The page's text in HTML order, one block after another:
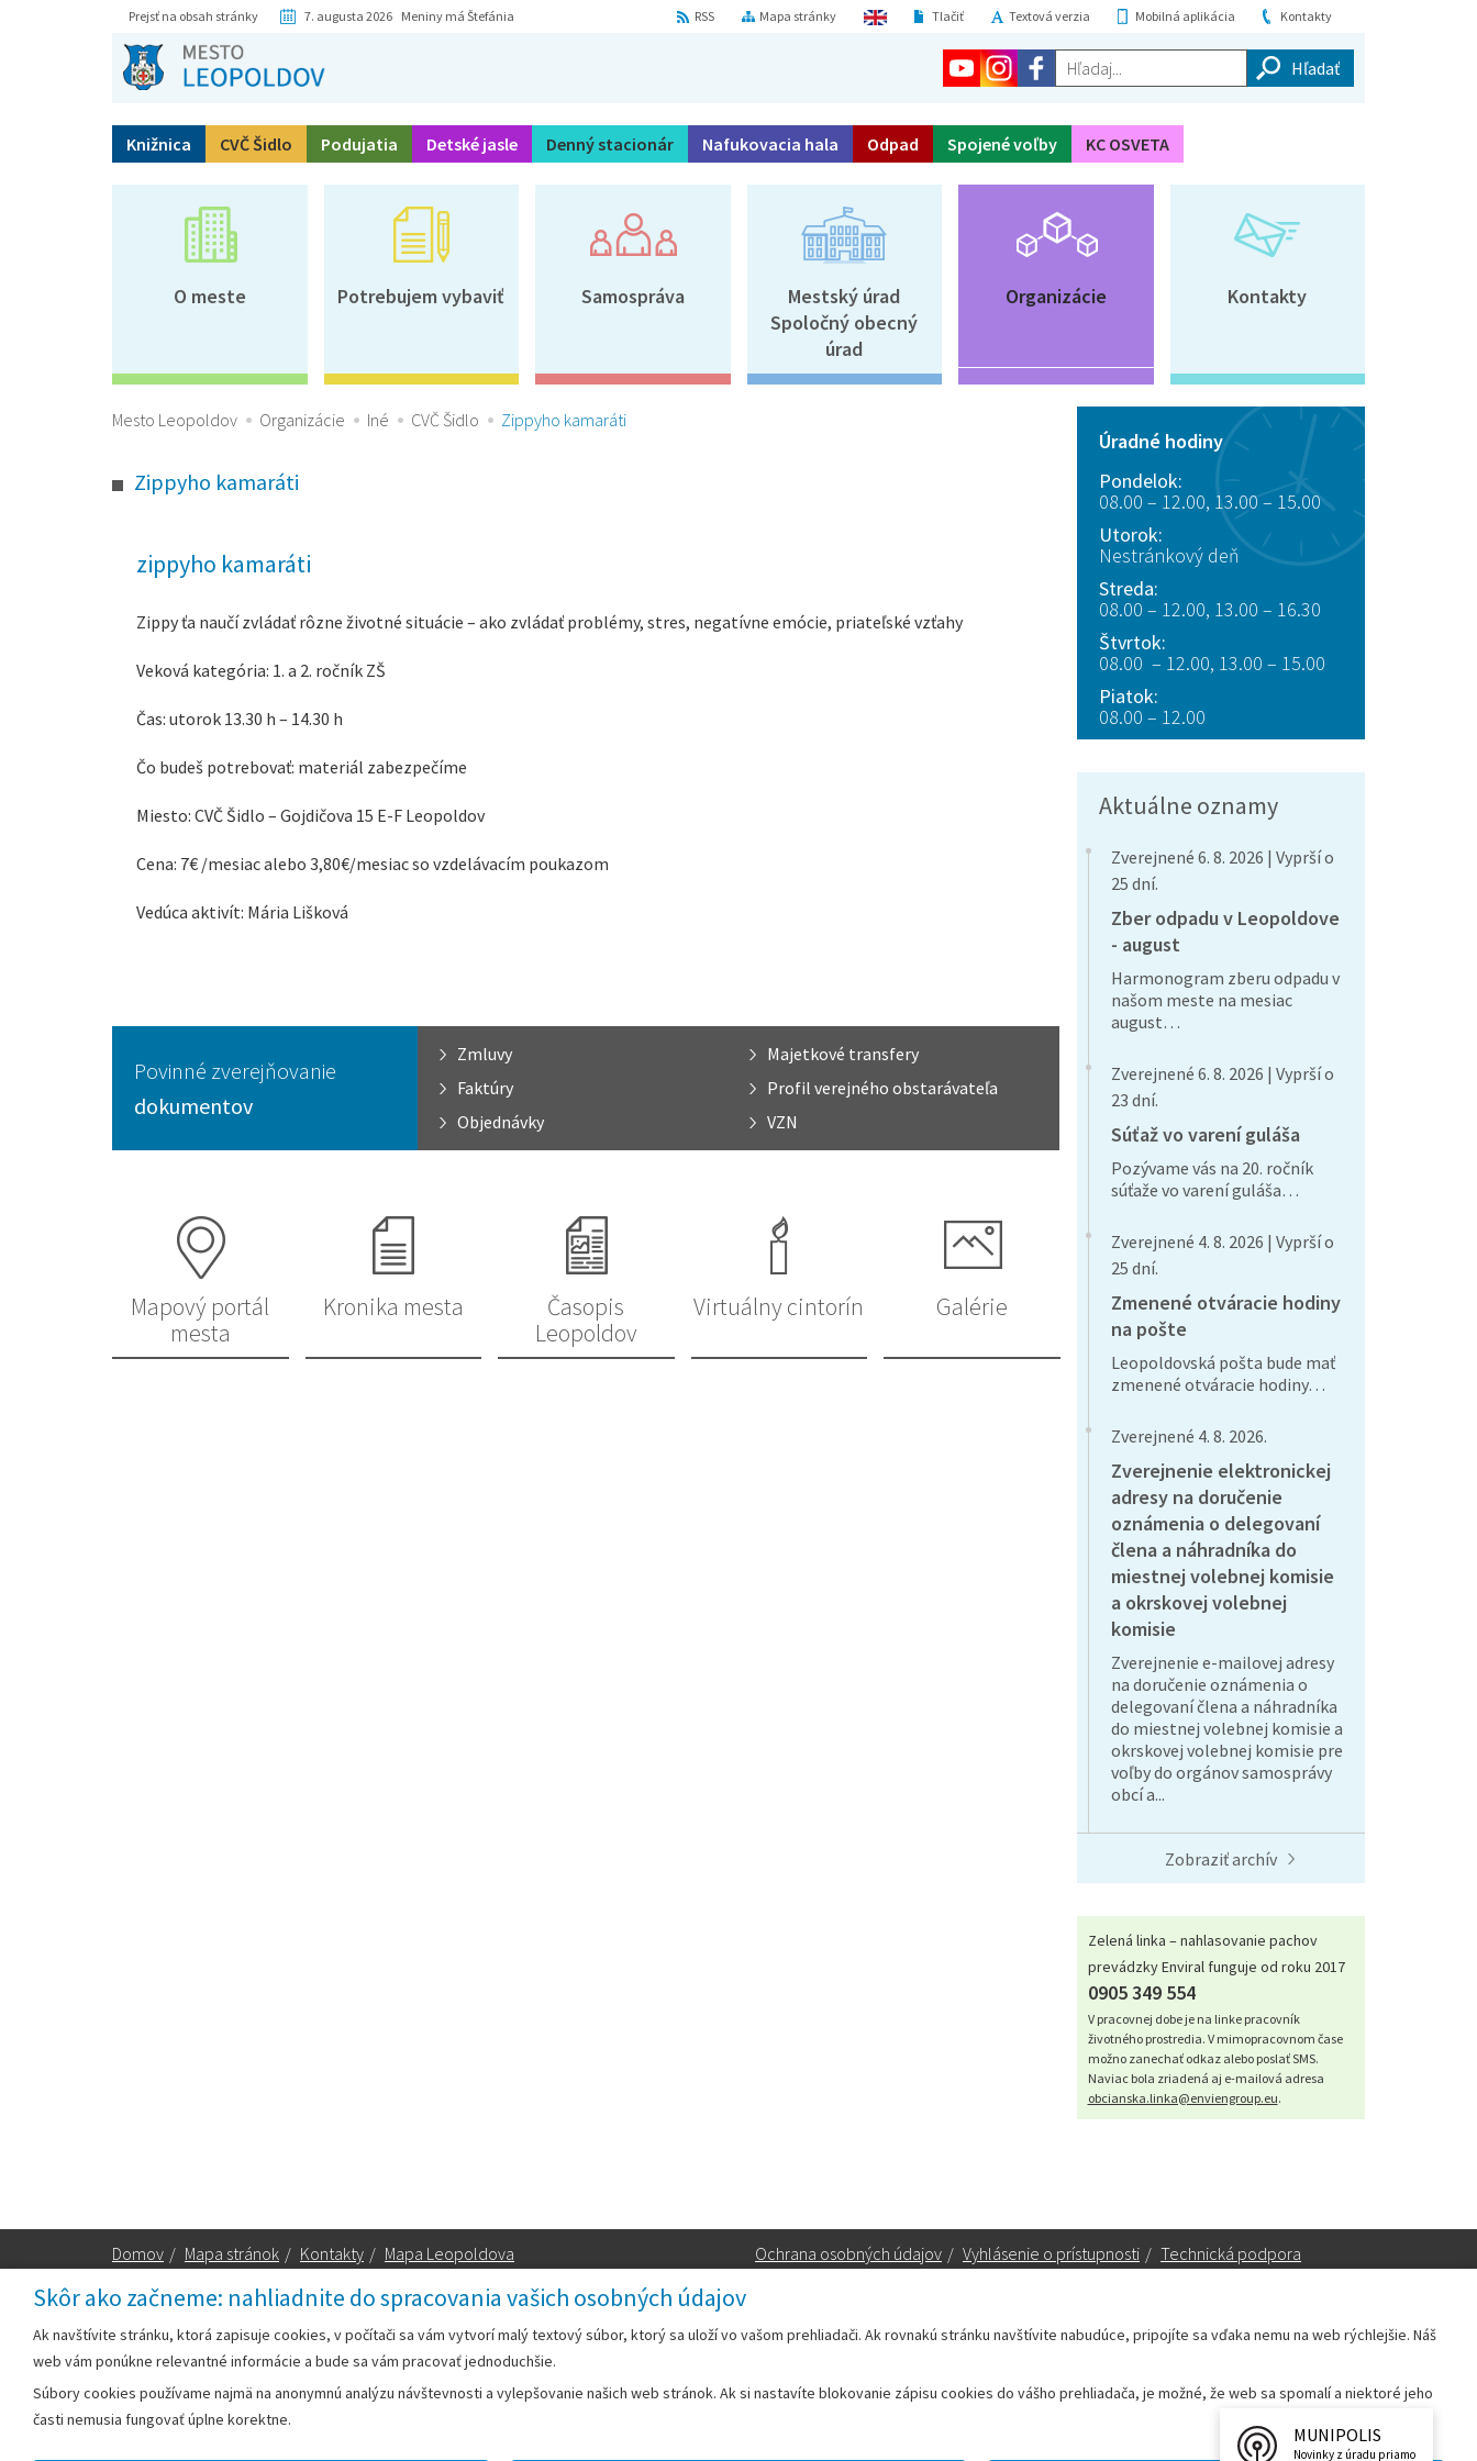
Skôr ako začneme: nahliadnite do spracovania vašich osobných údajov
Ak navštívite stránku, ktorá zapisuje cookies, v počítači sa vám vytvorí malý textový súbor, ktorý sa uloží vo vašom prehliadači. Ak rovnakú stránku navštívite nabudúce, pripojíte sa vďaka nemu na web rýchlejšie. Náš
web vám ponúkne relevantné informácie a bude sa vám pracovať jednoduchšie.
Súbory cookies používame najmä na anonymnú analýzu návštevnosti a vylepšovanie našich web stránok. Ak si nastavíte blokovanie zápisu cookies do vášho prehliadača, je možné, že web sa spomalí a niektoré jeho
časti nemusia fungovať úplne korektne.
Prejsť na obsah stránky 7. augusta 2026 Meniny má Štefánia Kontakty
Mobilná aplikácia
Textová verzia
Tlačiť
Mapa stránky
RSS
Hľadaj...
Knižnica CVČ Šidlo Podujatia Detské jasle Denný stacionár Nafukovacia hala Odpad Spojené voľby KC OSVETA
O meste Potrebujem vybaviť Samospráva
Mestský úrad
Spoločný obecný
úrad
Organizácie Kontakty
Mesto Leopoldov Organizácie Iné CVČ Šidlo Zippyho kamaráti
Zippyho kamaráti
zippyho kamaráti
Zippy ťa naučí zvládať rôzne životné situácie – ako zvládať problémy, stres, negatívne emócie, priateľské vzťahy
Veková kategória: 1. a 2. ročník ZŠ
Čas: utorok 13.30 h – 14.30 h
Čo budeš potrebovať: materiál zabezpečíme
Miesto: CVČ Šidlo – Gojdičova 15 E-F Leopoldov
Cena: 7€ /mesiac alebo 3,80€/mesiac so vzdelávacím poukazom
Vedúca aktivít: Mária Lišková
Povinné zverejňovanie
dokumentov
Zmluvy
Majetkové transfery
Faktúry
Profil verejného obstarávateľa
Objednávky
VZN
Mapový portál
mesta
Kronika mesta
Časopis
Leopoldov
Virtuálny cintorín Galérie
Úradné hodiny
Pondelok:
08.00 – 12.00, 13.00 – 15.00
Utorok:
Nestránkový deň
Streda:
08.00 – 12.00, 13.00 – 16.30
Štvrtok:
08.00 – 12.00, 13.00 – 15.00
Piatok:
08.00 – 12.00
Aktuálne oznamy
Zverejnené 6. 8. 2026 | Vyprší o
25 dní.
Zber odpadu v Leopoldove
- august
Harmonogram zberu odpadu v
našom meste na mesiac
august…
Zverejnené 6. 8. 2026 | Vyprší o
23 dní.
Súťaž vo varení guláša
Pozývame vás na 20. ročník
súťaže vo varení guláša…
Zverejnené 4. 8. 2026 | Vyprší o
25 dní.
Zmenené otváracie hodiny
na pošte
Leopoldovská pošta bude mať
zmenené otváracie hodiny…
Zverejnené 4. 8. 2026.
Zverejnenie elektronickej
adresy na doručenie
oznámenia o delegovaní
člena a náhradníka do
miestnej volebnej komisie
a okrskovej volebnej
komisie
Zverejnenie e-mailovej adresy
na doručenie oznámenia o
delegovaní člena a náhradníka
do miestnej volebnej komisie a
okrskovej volebnej komisie pre
voľby do orgánov samosprávy
obcí a...
Zobraziť archív
Zelená linka – nahlasovanie pachov
prevádzky Enviral funguje od roku 2017
0905 349 554
V pracovnej dobe je na linke pracovník
životného prostredia. V mimopracovnom čase
možno zanechať odkaz alebo poslať SMS.
Naviac bola zriadená aj e-mailová adresa
obcianska.linka@enviengroup.eu.
Domov / Mapa stránok / Kontakty / Mapa Leopoldova Ochrana osobných údajov / Vyhlásenie o prístupnosti / Technická podpora
Mestský úrad Leopoldov
Hlohovská cesta 1818/2A
Email:mesto@leopoldov.sk
Primátorka:primatorka@leopoldov.sk
webmaster@leopoldov.sk
MUNIPOLIS
Novinky z úradu priamo